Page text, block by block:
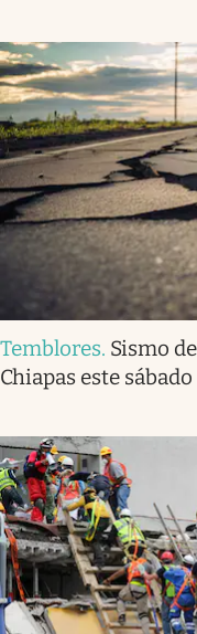
Temblores. Sismo
Chiapas este